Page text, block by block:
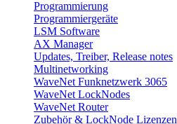
Programmierung
Programmiergeräte
LSM Software
AX Manager
Updates, Treiber, Release notes
Multinetworking
WaveNet Funknetzwerk 3065
WaveNet LockNodes
WaveNet Router
Zubehör & LockNode Lizenzen